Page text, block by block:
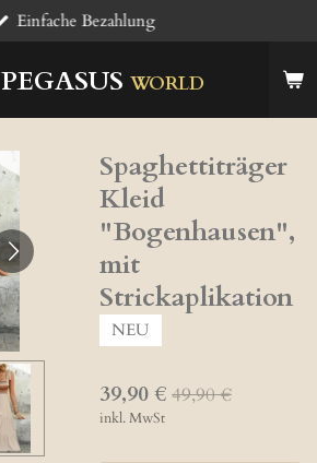
PEGASUS WORLD
Einfache Bezahlung
Spaghettiträger
Kleid
"Bogenhausen",
mit
Strickaplikation
NEU
39,90 € 49,90 €
inkl. MwSt